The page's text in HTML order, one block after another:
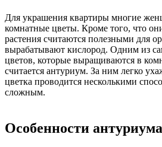
Для украшения квартиры многие
комнатные цветы. Кроме того, что
растения считаются полезными для
вырабатывают кислород. Одним из
цветов, которые выращиваются в
считается антуриум. За ним легко
цветка проводится несколькими
сложным.
Особенности антуриума